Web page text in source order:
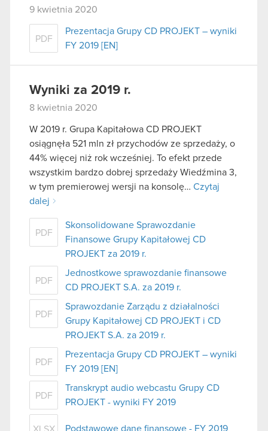
9 kwietnia 2020
PDF
Prezentacja Grupy CD PROJEKT – wyniki
FY 2019 [EN]
Wyniki za 2019 r.
8 kwietnia 2020
W 2019 r. Grupa Kapitałowa CD PROJEKT
osiągnęła 521 mln zł przychodów ze sprzedaży, o
44% więcej niż rok wcześniej. To efekt przede
wszystkim bardzo dobrej sprzedaży Wiedźmina 3,
w tym premierowej wersji na konsolę… Czytaj
dalej
PDF
Skonsolidowane Sprawozdanie
Finansowe Grupy Kapitałowej CD
PROJEKT za 2019 r.
PDF
Jednostkowe sprawozdanie finansowe
CD PROJEKT S.A. za 2019 r.
PDF
Sprawozdanie Zarządu z działalności
Grupy Kapitałowej CD PROJEKT i CD
PROJEKT S.A. za 2019 r.
PDF
Prezentacja Grupy CD PROJEKT – wyniki
FY 2019 [EN]
PDF
Transkrypt audio webcastu Grupy CD
PROJEKT - wyniki FY 2019
XLSX Podstawowe dane finansowe - FY 2019